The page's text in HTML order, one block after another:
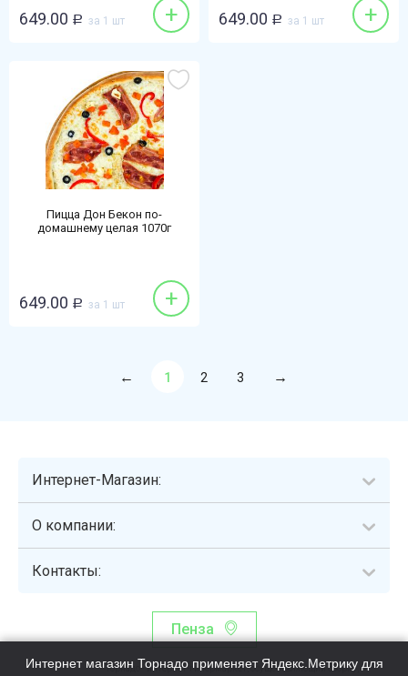
649.00 Р за 1 шт + 649.00 Р за 1 шт +
Пицца Дон Бекон по-
домашнему целая 1070г
649.00 Р за 1 шт +
1 2 3
Интернет-Магазин:
О компании:
Контакты:
Пенза
Торнадо - интернет-гипермаркет, осуществляющий сборку,
Интернет магазин Торнадо применяет Яндекс.Метрику для